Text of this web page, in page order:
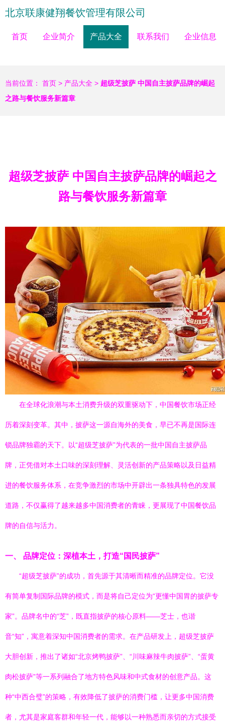
北京联康健翔餐饮管理有限公司
首页 企业简介 产品大全 联系我们 企业信息
当前位置： 首页 > 产品大全 > 超级芝披萨 中国自主披萨品牌的崛起
之路与餐饮服务新篇章
超级芝披萨 中国自主披萨品牌的崛起之
路与餐饮服务新篇章
在全球化浪潮与本土消费升级的双重驱动下，中国餐饮市场正经
历着深刻变革。其中，披萨这一源自海外的美食，早已不再是国际连
锁品牌独霸的天下。以“超级芝披萨”为代表的一批中国自主披萨品
牌，正凭借对本土口味的深刻理解、灵活创新的产品策略以及日益精
进的餐饮服务体系，在竞争激烈的市场中开辟出一条独具特色的发展
道路，不仅赢得了越来越多中国消费者的青睐，更展现了中国餐饮品
牌的自信与活力。
一、 品牌定位：深植本土，打造“国民披萨”
“超级芝披萨”的成功，首先源于其清晰而精准的品牌定位。它没
有简单复制国际品牌的模式，而是将自己定位为“更懂中国胃的披萨专
家”。品牌名中的“芝”，既直指披萨的核心原料——芝士，也谐
音“知”，寓意着深知中国消费者的需求。在产品研发上，超级芝披萨
大胆创新，推出了诸如“北京烤鸭披萨”、“川味麻辣牛肉披萨”、“蛋黄
肉松披萨”等一系列融合了地方特色风味和中式食材的创意产品。这
种“中西合璧”的策略，有效降低了披萨的消费门槛，让更多中国消费
者，尤其是家庭客群和年轻一代，能够以一种熟悉而亲切的方式接受